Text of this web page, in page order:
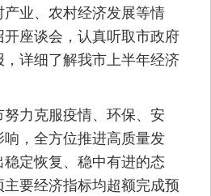
业、农村经济发展等情
座谈会，认真听取市政府
详细了解我市上半年经济
力克服疫情、环保、安
，全方位推进高质量发
定恢复、稳中有进的态
要经济指标均超额完成预